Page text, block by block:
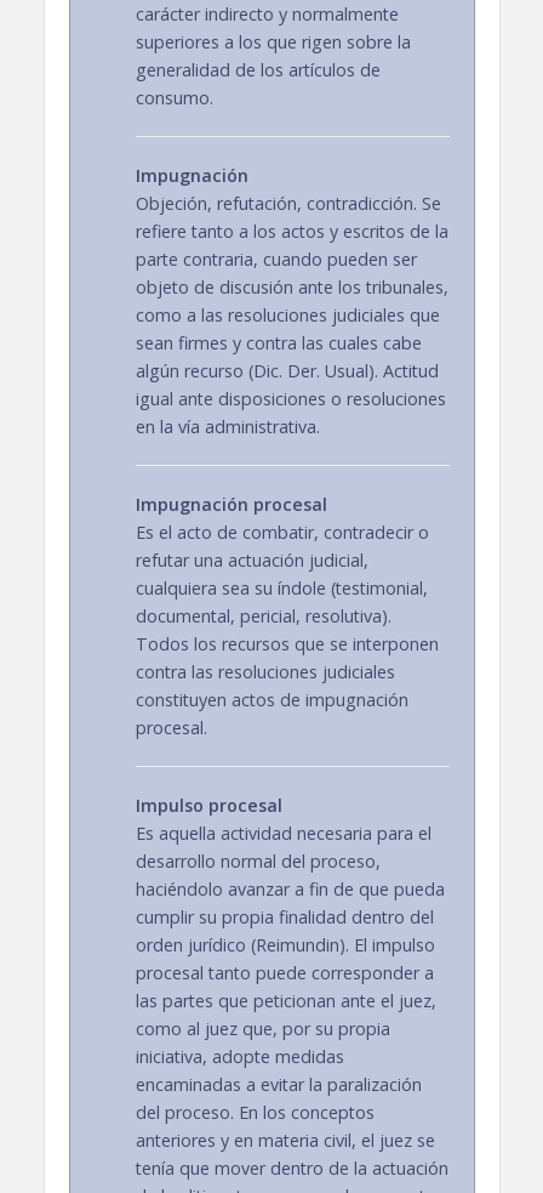
carácter indirecto y normalmente
superiores a los que rigen sobre la
generalidad de los artículos de
consumo.
Impugnación
Objeción, refutación, contradicción. Se
refiere tanto a los actos y escritos de la
parte contraria, cuando pueden ser
objeto de discusión ante los tribunales,
como a las resoluciones judiciales que
sean firmes y contra las cuales cabe
algún recurso (Dic. Der. Usual). Actitud
igual ante disposiciones o resoluciones
en la vía administrativa.
Impugnación procesal
Es el acto de combatir, contradecir o
refutar una actuación judicial,
cualquiera sea su índole (testimonial,
documental, pericial, resolutiva).
Todos los recursos que se interponen
contra las resoluciones judiciales
constituyen actos de impugnación
procesal.
Impulso procesal
Es aquella actividad necesaria para el
desarrollo normal del proceso,
haciéndolo avanzar a fin de que pueda
cumplir su propia finalidad dentro del
orden jurídico (Reimundin). El impulso
procesal tanto puede corresponder a
las partes que peticionan ante el juez,
como al juez que, por su propia
iniciativa, adopte medidas
encaminadas a evitar la paralización
del proceso. En los conceptos
anteriores y en materia civil, el juez se
tenía que mover dentro de la actuación